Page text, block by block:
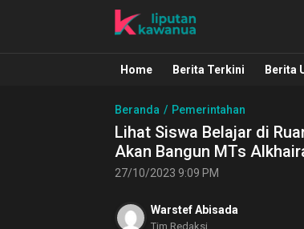
Liputan Kawanua
Berita Manado, Sulawesi
Home Berita Terkini Berita
Beranda Pemerintahan
Lihat Siswa Belajar di
Akan Bangun MTs
27/10/2023 9:09 PM
Warstef Abisada
Tim Redaksi